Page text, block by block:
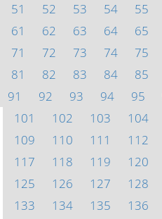
51
52 53 54 55
61
62 63 64 65
71
72 73 74 75
81
82 83 84 85
91
92 93 94 95
101
102 103 104
109
110 111 112
117
118 119 120
125
126 127 128
133
134 135 136